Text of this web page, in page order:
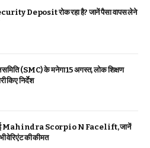
Deposit रोक रहा है? जानें पैसा वापस लेने
समिति (SMC) के मनेगा 15 अगस्त, लोक शिक्षण
किए निर्देश
नई Mahindra Scorpio N Facelift, जानें
वेरिएंट की कीमत